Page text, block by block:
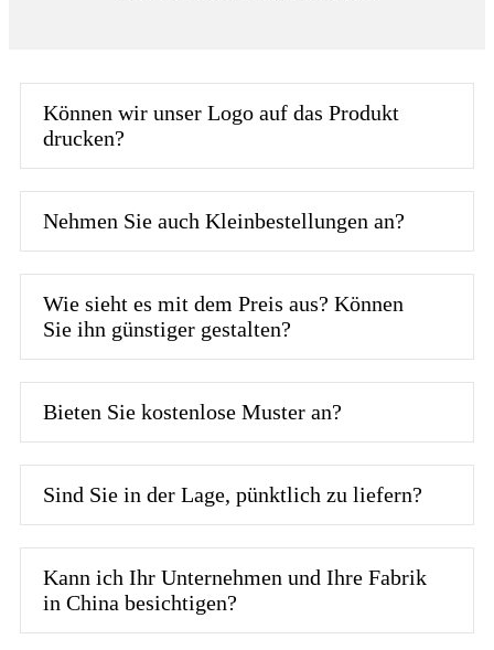
Können wir unser Logo auf das Produkt
drucken?
Nehmen Sie auch Kleinbestellungen an?
Wie sieht es mit dem Preis aus? Können
Sie ihn günstiger gestalten?
Bieten Sie kostenlose Muster an?
Sind Sie in der Lage, pünktlich zu liefern?
Kann ich Ihr Unternehmen und Ihre Fabrik
in China besichtigen?